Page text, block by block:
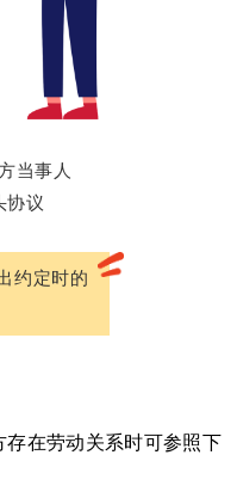
当事人
协议
约定时的
在劳动关系时可参照下